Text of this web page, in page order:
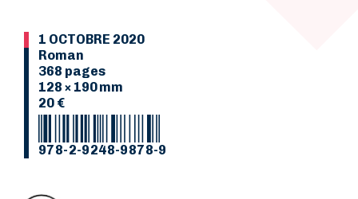
1 OCTOBRE 2020
Roman
368 pages
128 × 190 mm
20 €
978-2-9248-9878-9